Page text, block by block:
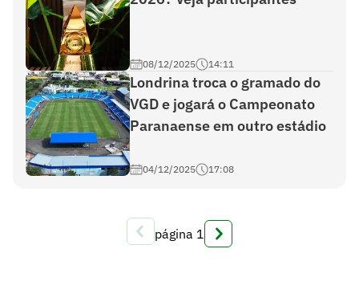
08/12/2025 14:11
Londrina troca o gramado do
VGD e jogará o Campeonato
Paranaense em outro estádio
04/12/2025 17:08
página 1